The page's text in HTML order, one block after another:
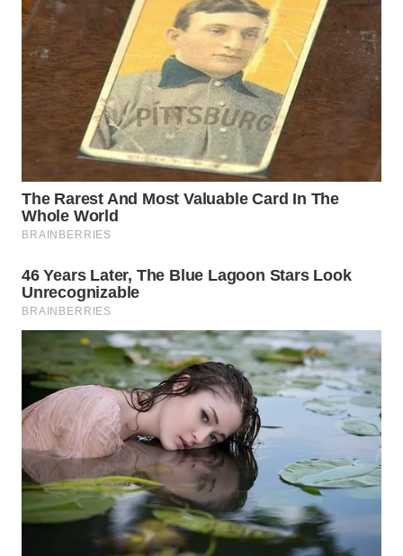
SULSEL
WN
GORONTALO
WN
WN
MALUKU
MALUT
DAIRI
WN
DANAU
TOBA
NIAS